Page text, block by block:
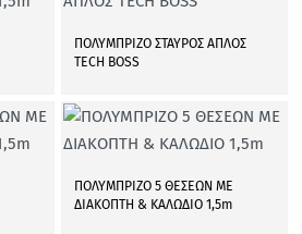
ΠΟΛΥΜΠΡΙΖΟ ΣΤΑΥΡΟΣ ΑΠΛΟΣ
TECH BOSS
ΠΟΛΥΜΠΡΙΖΟ 5 ΘΕΣΕΩΝ ΜΕ
ΔΙΑΚΟΠΤΗ & ΚΑΛΩΔΙΟ 1,5m